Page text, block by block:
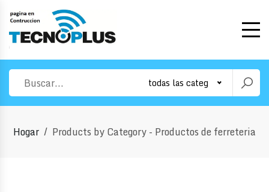
todas las categorias
Hogar Products by Category - Productos de ferreteria